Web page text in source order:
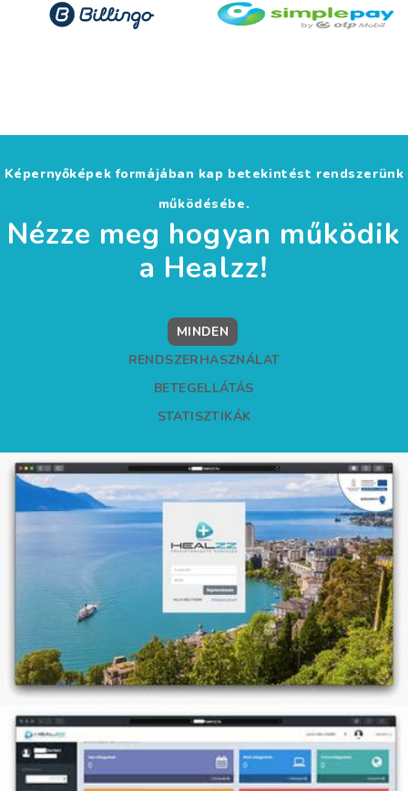
Képernyőképek formájában kap betekintést rendszerünk
működésébe.
Nézze meg hogyan működik
a Healzz!
MINDEN
RENDSZERHASZNÁLAT
BETEGELLÁTÁS
STATISZTIKÁK